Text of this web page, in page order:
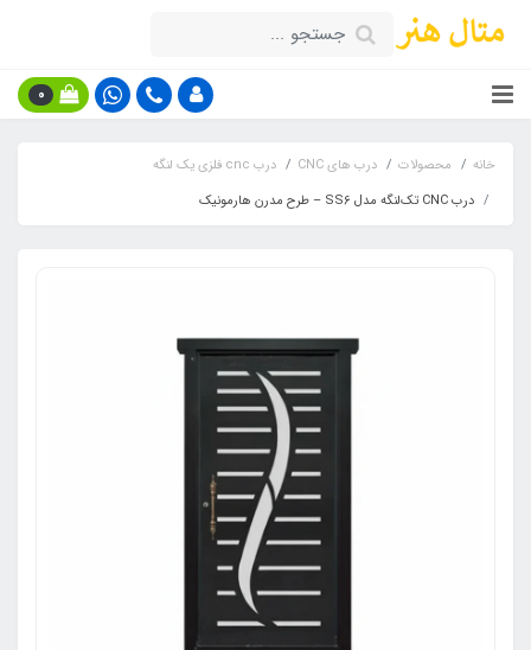
0
خانه محصولات درب های CNC
درب cnc فلزی یک لنگه
درب CNC تک‌لنگه مدل SS6 – طرح مدرن هارمونیک